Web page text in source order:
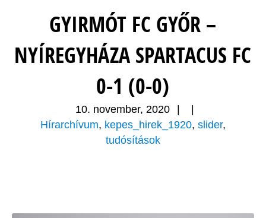
GYIRMÓT FC GYŐR –
NYÍREGYHÁZA SPARTACUS FC
0-1 (0-0)
10. november, 2020
Hírarchívum, kepes_hirek_1920, slider,
tudósítások